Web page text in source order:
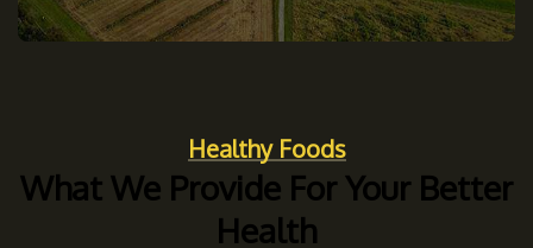
Healthy Foods
What We Provide For Your Better
Health